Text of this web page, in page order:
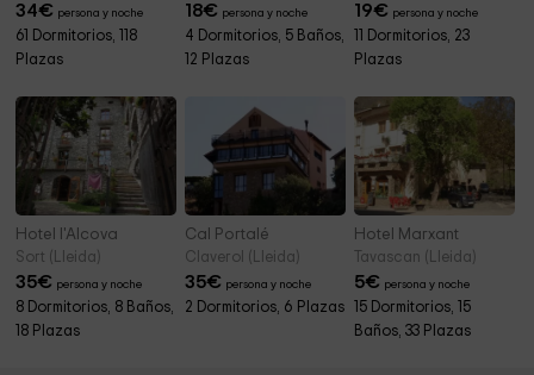
34€ persona y noche
61 Dormitorios, 118
Plazas
18€ persona y noche
4 Dormitorios, 5 Baños,
12 Plazas
19€ persona y noche
11 Dormitorios, 23
Plazas
Hotel l'Alcova
Sort (Lleida)
35€ persona y noche
8 Dormitorios, 8 Baños,
18 Plazas
Cal Portalé
Claverol (Lleida)
35€ persona y noche
2 Dormitorios, 6 Plazas
Hotel Marxant
Tavascan (Lleida)
5€ persona y noche
15 Dormitorios, 15
Baños, 33 Plazas